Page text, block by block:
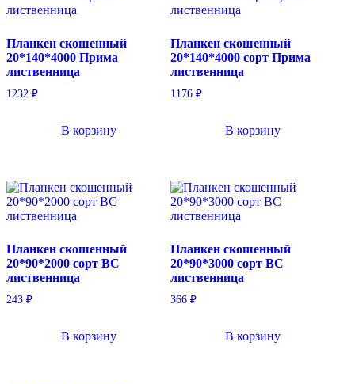
Планкен скошенный
20*140*4000 Прима
лиственница
1232 ₽
В корзину
Планкен скошенный
20*140*4000 сорт Прима
лиственница
1176₽
В корзину
Планкен скошенный
20*90*2000 сорт BC
лиственница
243 ₽
В корзину
Планкен скошенный
20*90*3000 сорт BC
лиственница
366₽
В корзину